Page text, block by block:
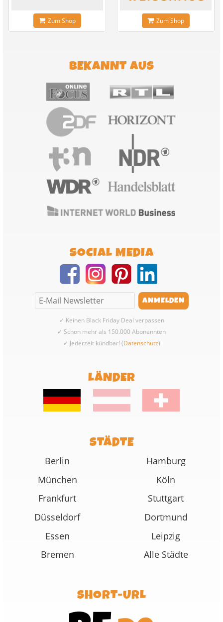
Zum Shop Zum Shop
BEKANNT AUS
SOCIAL MEDIA
✓ Keinen Black Friday Deal verpassen
✓ Schon mehr als 150.000 Abonennten
✓ Jederzeit kündbar! (Datenschutz)
LÄNDER
STÄDTE
Berlin
Hamburg
München
Köln
Frankfurt
Stuttgart
Düsseldorf
Dortmund
Essen
Leipzig
Bremen
Alle Städte
SHORT-URL